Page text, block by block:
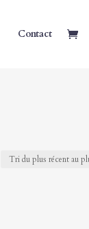
Contact